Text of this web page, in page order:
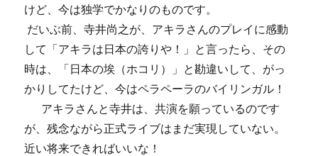
けど、今は独学でかなりのものです。
だいぶ前、寺井尚之が、アキラさんのプレイに感動
して「アキラは日本の誇りや！」と言ったら、その
時は、「日本の埃（ホコリ）」と勘違いして、がっ
かりしてたけど、今はペラペーラのバイリンガル！
アキラさんと寺井は、共演を願っているのです
が、残念ながら正式ライブはまだ実現していない。
近い将来できればいいな！